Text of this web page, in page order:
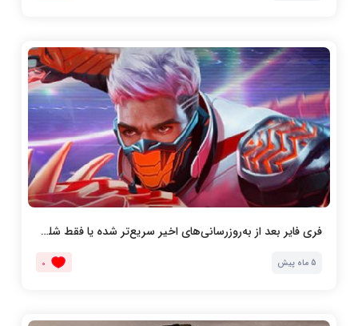
فری فایر بعد از به‌روزرسانی‌های اخیر سریع‌تر شده یا فقط شلوغ‌تر
5 ماه پیش 0